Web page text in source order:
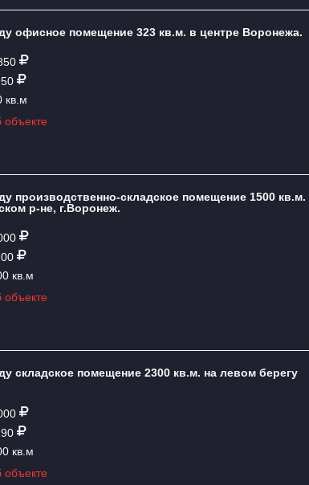
офисное помещение 323 кв.м. в центре Воронежа.
кв.м
объекте
производственно-складское помещение 1500 кв.м.
р-не, г.Воронеж.
кв.м
объекте
складское помещение 2300 кв.м. на левом берегу
кв.м
объекте